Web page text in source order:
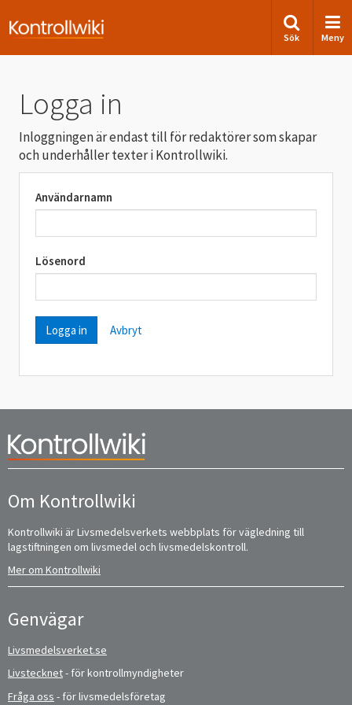
Sök Meny
Logga in
Inloggningen är endast till för redaktörer som skapar
och underhåller texter i Kontrollwiki.
Användarnamn
Lösenord
Avbryt
Om Kontrollwiki
Kontrollwiki är Livsmedelsverkets webbplats för vägledning till
lagstiftningen om livsmedel och livsmedelskontroll.
Mer om Kontrollwiki
Genvägar
Livsmedelsverket.se
Livstecknet- för kontrollmyndigheter
Fråga oss - för livsmedelsföretag